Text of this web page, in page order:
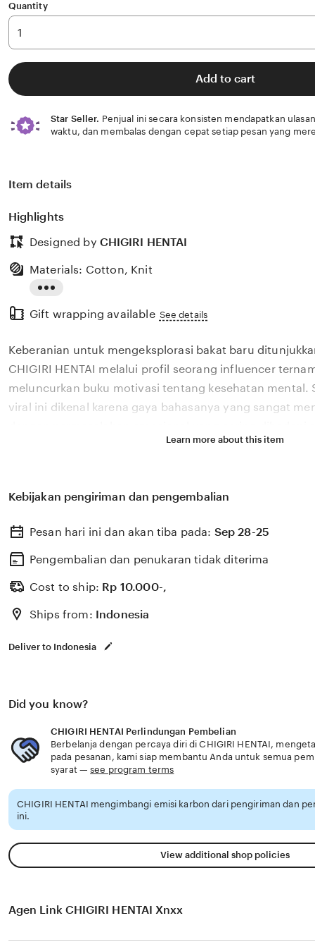
Quantity
Add to cart
Star Seller. Penjual ini secara konsisten mendapatkan
waktu, dan membalas dengan cepat setiap pesan yang
Item details
Highlights
Designed by CHIGIRI HENTAI
the
description
Materials: Cotton, Knit
Gift wrapping available See details
Keberanian untuk mengeksplorasi bakat baru
CHIGIRI HENTAI melalui profil seorang influencer
meluncurkan buku motivasi tentang kesehatan mental.
viral ini dikenal karena gaya bahasanya yang sangat
2026. Melalui sistem 🌟 yang kami kembangkan,
CHIGIRI HENTAI percaya bahwa kemandirian
berkembang pesat di pasar global. Dengan dukungan
update, kami terus memantau perkembangan
sosok viral favorit Anda secara eksklusif.
Learn more about this item
Kebijakan pengiriman dan pengembalian
Pesan hari ini dan akan tiba pada: Sep 28-25
Pengembalian dan penukaran tidak diterima
Cost to ship: Rp 10.000-,
Ships from: Indonesia
Deliver to Indonesia
Did you know?
CHIGIRI HENTAI Perlindungan Pembelian
Berbelanja dengan percaya diri di CHIGIRI HENTAI,
pada pesanan, kami siap membantu Anda untuk semua
syarat —see program terms
CHIGIRI HENTAI mengimbangi emisi karbon dari pengiriman dan
ini.
View additional shop policies
Agen Link CHIGIRI HENTAI Xnxx